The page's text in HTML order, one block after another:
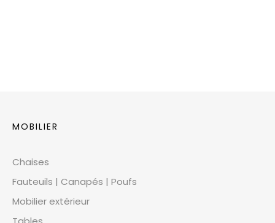
MOBILIER
Chaises
Fauteuils | Canapés | Poufs
Mobilier extérieur